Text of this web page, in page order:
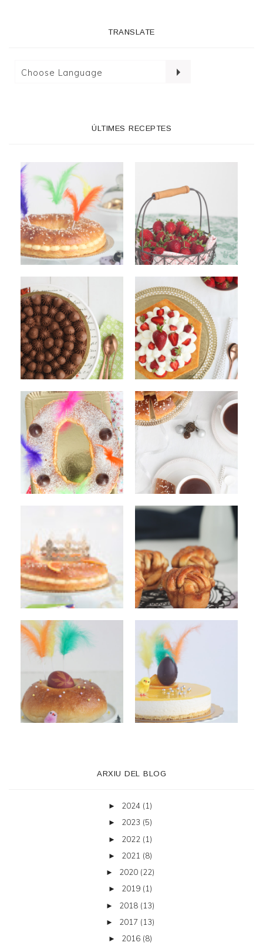
TRANSLATE
ÚLTIMES RECEPTES
ARXIU DEL BLOG
► 2024 (1)
► 2023 (5)
► 2022 (1)
► 2021 (8)
► 2020 (22)
► 2019 (1)
► 2018 (13)
► 2017 (13)
► 2016 (8)